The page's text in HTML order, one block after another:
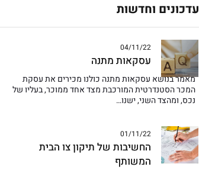
עדכונים וחדשות
04/11/22
עסקאות מתנה
מאמר בנושא עסקאות מתנה כולנו מכירים את עסקת
המכר הסטנדרטית המורכבת מצד אחד ממוכר, בעליו של
נכס, ומהצד השני, ישנו…
01/11/22
החשיבות של תיקון צו הבית
המשותף